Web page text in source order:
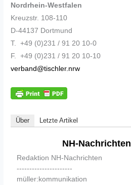
Nordrhein-Westfalen
Kreuzstr. 108-110
D-44137 Dortmund
T. +49 (0)231 / 91 20 10-0
F. +49 (0)231 / 91 20 10-10
verband@tischler.nrw
Über Letzte Artikel
NH-Nachrichten
Redaktion NH-Nachrichten
----------------------
müller:kommunikation